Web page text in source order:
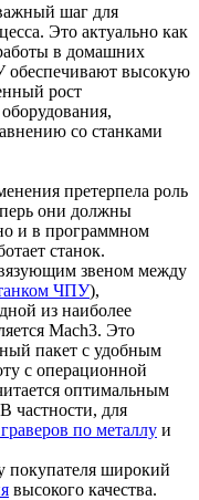
шаг для
Это актуально как
в домашних
обеспечивают высокую
рост
со станками
претерпела роль
они должны
и в программном
станок.
звеном между
ЧПУ),
из наиболее
Mach3. Это
пакет с удобным
с операционной
оптимальным
частности, для
по металлу и
покупателя широкий
высокого качества.